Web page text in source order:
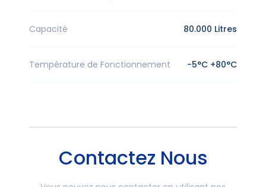
Capacité 80.000 Litres
Température de Fonctionnement -5°C +80°C
Contactez Nous